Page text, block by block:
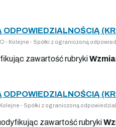
ODPOWIEDZIALNOŚCIĄ
- Kolejne - Spółki z ograniczoną
zawartość rubryki
ODPOWIEDZIALNOŚCIĄ
- Spółki z ograniczoną
zawartość rubryki